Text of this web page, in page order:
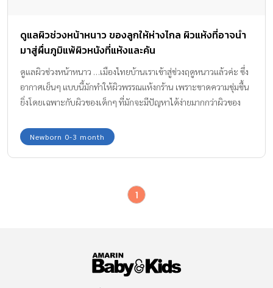
ดูแลผิวช่วงหน้าหนาว ของลูกให้ห่างไกล ผิวแห้งที่อาจนำ
มาสู่ผื่นภูมิแพ้ผิวหนังที่แห้งและคัน
ดูแลผิวช่วงหน้าหนาว …เมืองไทยบ้านเราเข้าสู่ช่วงฤดูหนาวแล้วค่ะ ซึ่ง
อากาศเย็นๆ แบบนี้มักทำให้ผิวพรรณแห้งกร้าน เพราะขาดความชุ่มชื้น
ยิ่งโดยเฉพาะกับผิวของเด็กๆ ที่มักจะมีปัญหาได้ง่ายมากกว่าผิวของ
ผิวแพ้ที่นำมาสู่ผื่นภูมิแพ้ แห้ง และคัน เรามีวิธีดูแลง่ายๆ มาฝากคุณแม่
กันค่ะ
Newborn 0-3 month
1